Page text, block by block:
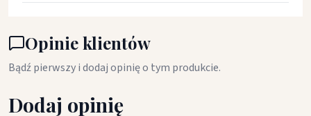
Opinie klientów
Bądź pierwszy i dodaj opinię o tym produkcie.
Dodaj opinię